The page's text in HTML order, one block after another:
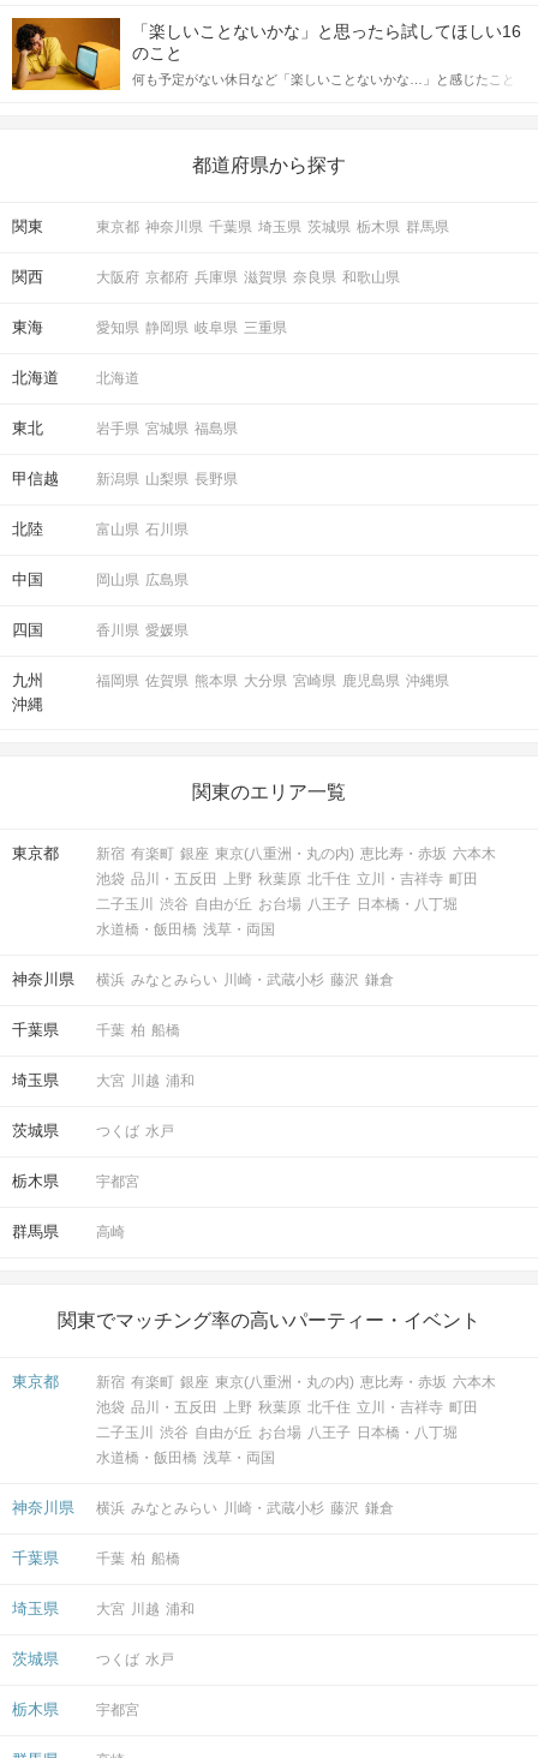
合にどのような行動に繋げるべきかをご紹介していきます。
しかし、中には「どう誘ったらいいの？」とお困りの男性もいら
っしゃるのではないでしょうか。 そこで今回は、男性から女性へ
送るLINEでのデートの誘い方のコツをご紹介します。例文も混じ
えながら解説するので、ぜひ参考にしてください。
「楽しいことないかな」と思ったら試してほしい16
のこと
何も予定がない休日など「楽しいことないかな…」と感じたこと
の楽しいことアイデアを集めました♪ いままさに楽しいことを探し
都道府県から探す
関東 東京都 神奈川県 千葉県 埼玉県 茨城県 栃木県 群馬県
関西 大阪府 京都府 兵庫県 滋賀県 奈良県 和歌山県
東海 愛知県 静岡県 岐阜県 三重県
北海道 北海道
東北 岩手県 宮城県 福島県
甲信越 新潟県 山梨県 長野県
北陸 富山県 石川県
中国 岡山県 広島県
四国 香川県 愛媛県
九州
沖縄
福岡県 佐賀県 熊本県 大分県 宮崎県 鹿児島県 沖縄県
関東のエリア一覧
東京都 新宿 有楽町 銀座 東京(八重洲・丸の内) 恵比寿・赤坂 六本木
池袋 品川・五反田 上野 秋葉原 北千住 立川・吉祥寺 町田
二子玉川
渋谷 自由が丘 お台場 八王子 日本橋・八丁堀
水道橋・飯田橋 浅草・両国
神奈川県 横浜 みなとみらい 川崎・武蔵小杉 藤沢 鎌倉
千葉県 千葉 柏 船橋
埼玉県 大宮 川越 浦和
茨城県 つくば 水戸
栃木県 宇都宮
群馬県 高崎
関東でマッチング率の高いパーティー・イベント
東京都 新宿 有楽町 銀座 東京(八重洲・丸の内) 恵比寿・赤坂 六本木
池袋 品川・五反田 上野 秋葉原 北千住 立川・吉祥寺 町田
二子玉川
渋谷 自由が丘 お台場 八王子 日本橋・八丁堀
水道橋・飯田橋 浅草・両国
神奈川県 横浜 みなとみらい 川崎・武蔵小杉 藤沢 鎌倉
千葉県 千葉 柏 船橋
埼玉県 大宮 川越 浦和
茨城県 つくば 水戸
栃木県 宇都宮